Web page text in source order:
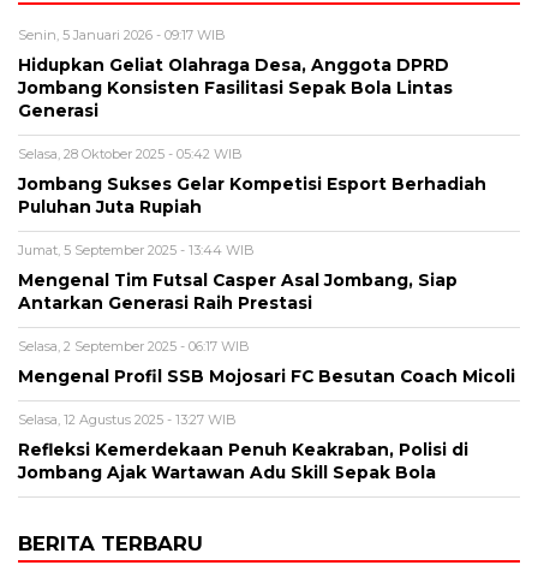
Senin, 5 Januari 2026 - 09:17 WIB
Hidupkan Geliat Olahraga Desa, Anggota DPRD
Jombang Konsisten Fasilitasi Sepak Bola Lintas
Generasi
Selasa, 28 Oktober 2025 - 05:42 WIB
Jombang Sukses Gelar Kompetisi Esport Berhadiah
Puluhan Juta Rupiah
Jumat, 5 September 2025 - 13:44 WIB
Mengenal Tim Futsal Casper Asal Jombang, Siap
Antarkan Generasi Raih Prestasi
Selasa, 2 September 2025 - 06:17 WIB
Mengenal Profil SSB Mojosari FC Besutan Coach Micoli
Selasa, 12 Agustus 2025 - 13:27 WIB
Refleksi Kemerdekaan Penuh Keakraban, Polisi di
Jombang Ajak Wartawan Adu Skill Sepak Bola
BERITA TERBARU